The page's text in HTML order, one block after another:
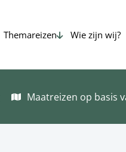
Themareizen Wie zijn wij?
Maatreizen op basis